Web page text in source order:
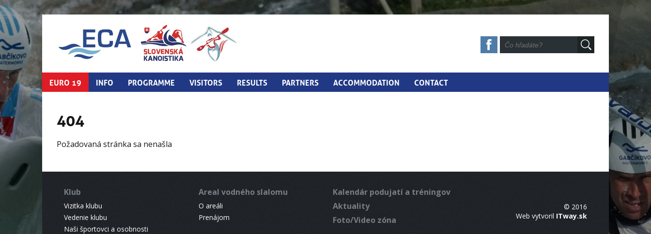
EURO 19 INFO PROGRAMME VISITORS RESULTS PARTNERS ACCOMMODATION CONTACT
404
Požadovaná stránka sa nenašla
Klub
Vizitka klubu
Vedenie klubu
Naši športovci a osobnosti
Areal vodného slalomu
O areáli
Prenájom
Kalendár podujatí a tréningov
Aktuality
Foto/Video zóna
© 2016
Web vytvoril ITway.sk